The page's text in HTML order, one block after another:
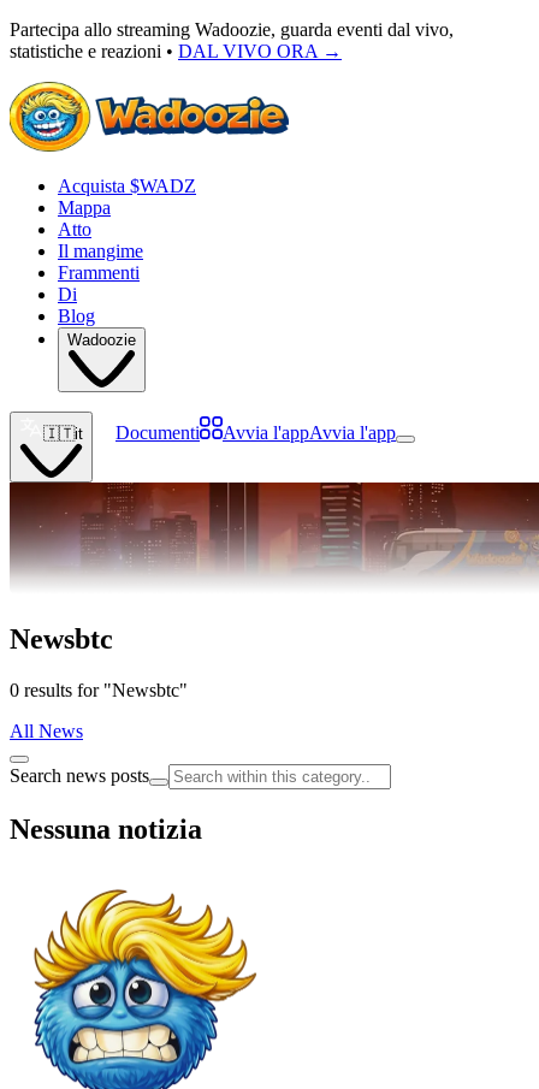
Partecipa allo streaming Wadoozie, guarda eventi dal vivo,
statistiche e reazioni • DAL VIVO ORA →
Acquista $WADZ
Mappa
Atto
Il mangime
Frammenti
Di
Blog
Wadoozie
🇮🇹it Documenti Avvia l'appAvvia l'app
Newsbtc
0 results for "Newsbtc"
All News
Search news posts
Nessuna notizia